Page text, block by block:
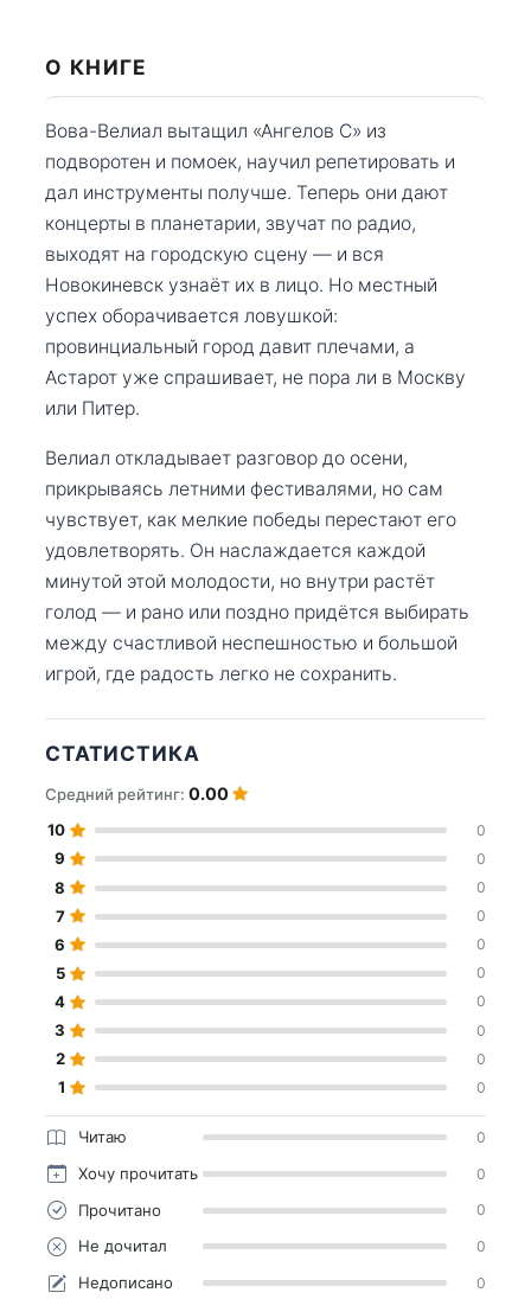
О КНИГЕ
Вова-Велиал вытащил «Ангелов С» из
подворотен и помоек, научил репетировать и
дал инструменты получше. Теперь они дают
концерты в планетарии, звучат по радио,
выходят на городскую сцену — и вся
Новокиневск узнаёт их в лицо. Но местный
успех оборачивается ловушкой:
провинциальный город давит плечами, а
Астарот уже спрашивает, не пора ли в Москву
или Питер.
Велиал откладывает разговор до осени,
прикрываясь летними фестивалями, но сам
чувствует, как мелкие победы перестают его
удовлетворять. Он наслаждается каждой
минутой этой молодости, но внутри растёт
голод — и рано или поздно придётся выбирать
между счастливой неспешностью и большой
игрой, где радость легко не сохранить.
СТАТИСТИКА
Средний рейтинг: 0.00
10 0
9 0
8 0
7 0
6 0
5 0
4 0
3 0
2 0
1 0
Читаю 0
Хочу прочитать 0
Прочитано 0
Не дочитал 0
Недописано 0